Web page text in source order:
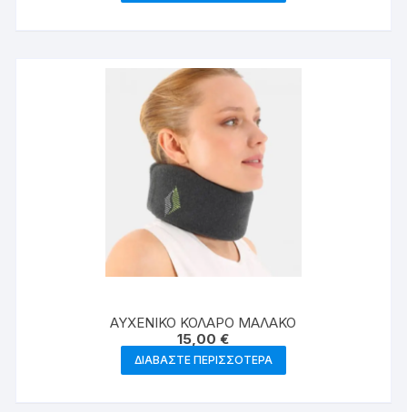
ΑΥΧΕΝΙΚΟ ΚΟΛΑΡΟ ΜΑΛΑΚΟ
15,00€
ΔΙΑΒΆΣΤΕ ΠΕΡΙΣΣΌΤΕΡΑ